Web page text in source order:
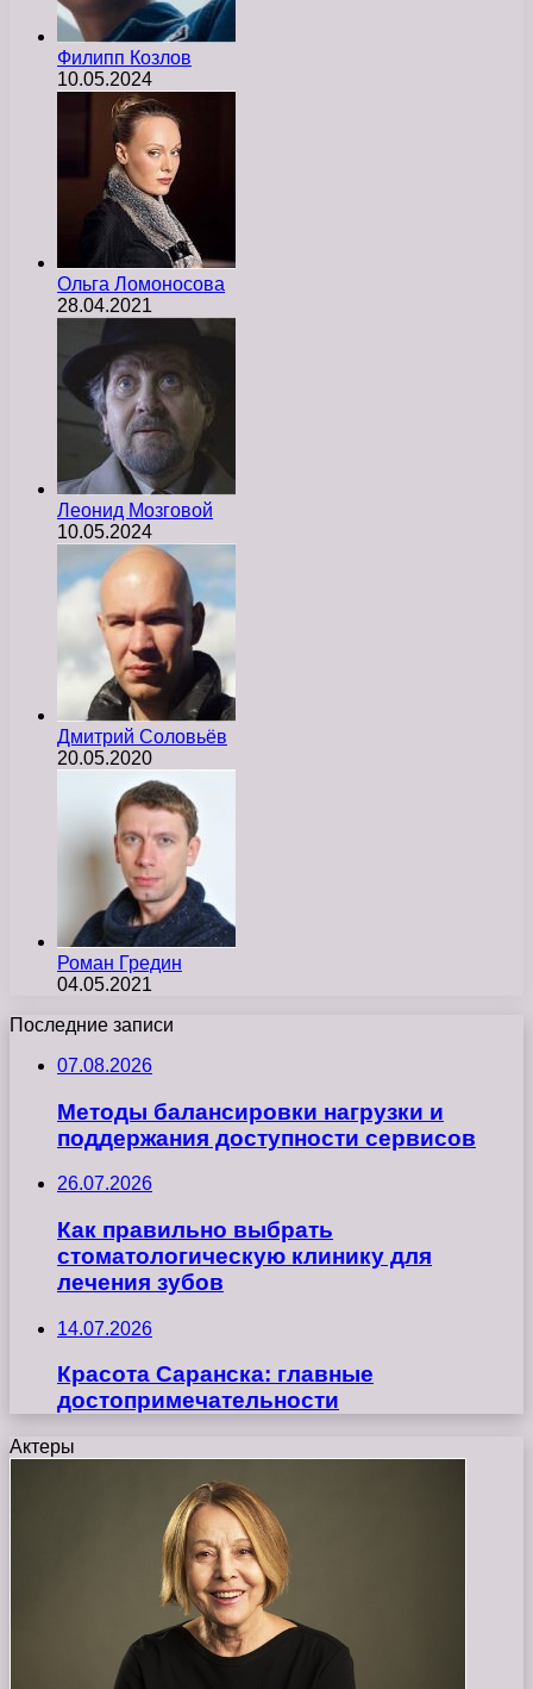
Филипп Козлов
10.05.2024
Ольга Ломоносова
28.04.2021
Леонид Мозговой
10.05.2024
Дмитрий Соловьёв
20.05.2020
Роман Гредин
04.05.2021
Последние записи
07.08.2026
Методы балансировки нагрузки и
поддержания доступности сервисов
26.07.2026
Как правильно выбрать
стоматологическую клинику для
лечения зубов
14.07.2026
Красота Саранска: главные
достопримечательности
Актеры